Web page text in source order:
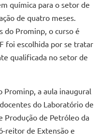
química para o setor de
de quatro meses.
do Prominp, o curso é
foi escolhida por se tratar
qualificada no setor de
a aula inaugural
do Laboratório de
Produção de Petróleo da
reitor de Extensão e